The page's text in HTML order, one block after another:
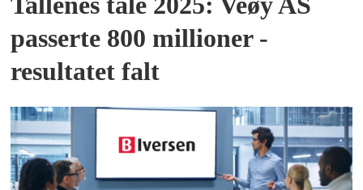
passerte 800 millioner -
resultatet falt